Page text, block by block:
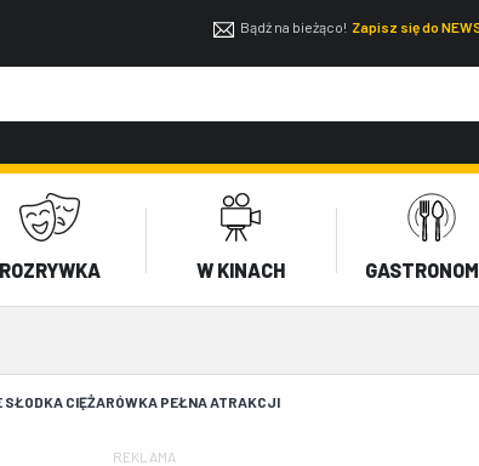
Bądź na bieżąco! Zapisz się do
ROZRYWKA W KINACH
CIĘŻARÓWKA PEŁNA ATRAKCJI
REKLAMA